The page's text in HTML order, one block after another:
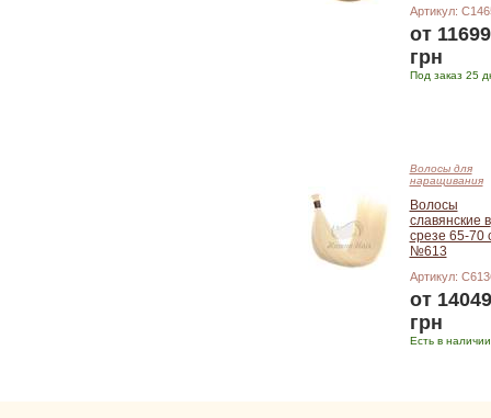
Артикул:
от 11699
грн
Под заказ 25
Волосы для
наращивания
Волосы
славянские в
срезе 65-70
№613
Артикул:
от 14049
грн
Есть в наличии